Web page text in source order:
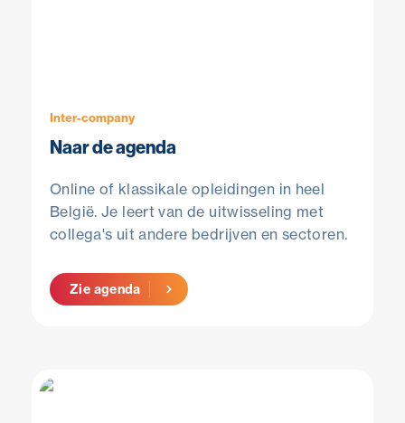
Inter-company
Naar de agenda
Online of klassikale opleidingen in heel
België. Je leert van de uitwisseling met
collega's uit andere bedrijven en sectoren.
Zie agenda